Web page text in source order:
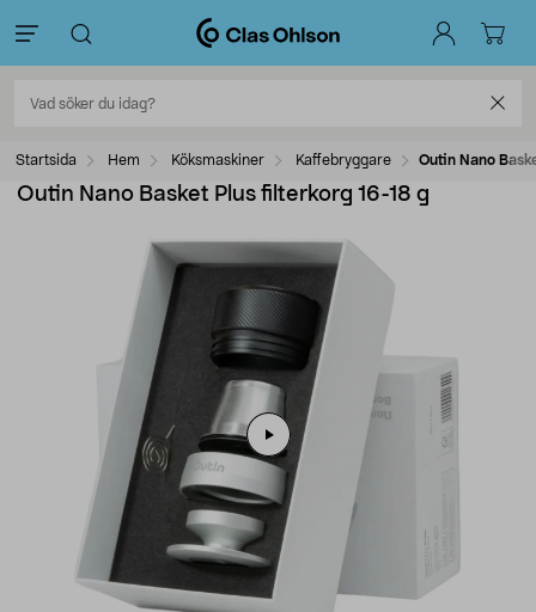
Startsida Hem Köksmaskiner Kaffebryggare Outin Nano
Outin Nano Basket Plus filterkorg 16-18 g